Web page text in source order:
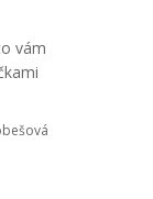
vám